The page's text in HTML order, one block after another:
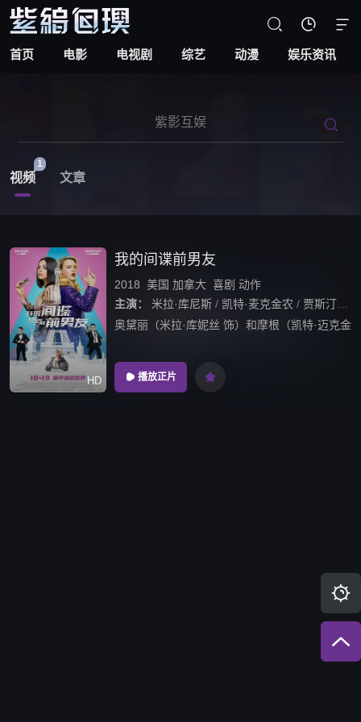
首页 电影 电视剧 综艺 动漫 娱乐资讯
  

视频
1
文章
HD
我的间谍前男友
2018 美国 加拿大 喜剧 动作
主演：
米拉·库尼斯 / 凯特·麦克金农 / 贾斯汀·塞洛克斯
奥黛丽（米拉·库妮丝 饰）和摩根（凯特·迈克
 播放正片 

